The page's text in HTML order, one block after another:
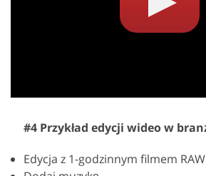
#4 Przykład edycji wideo w
Edycja z 1-godzinnym filmem RAW